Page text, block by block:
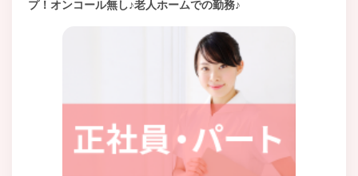
プ！オンコール無し♪老人ホームでの勤務♪